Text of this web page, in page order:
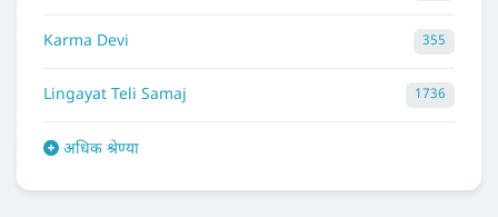
Karma Devi 355
Lingayat Teli Samaj 1736
अधिक श्रेण्या